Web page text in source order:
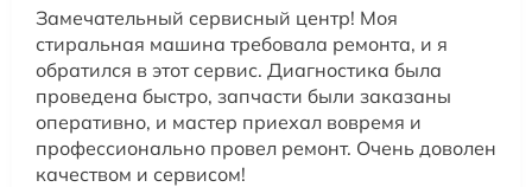
Замечательный сервисный центр! Моя
стиральная машина требовала ремонта, и я
обратился в этот сервис. Диагностика была
проведена быстро, запчасти были заказаны
оперативно, и мастер приехал вовремя и
профессионально провел ремонт. Очень доволен
качеством и сервисом!